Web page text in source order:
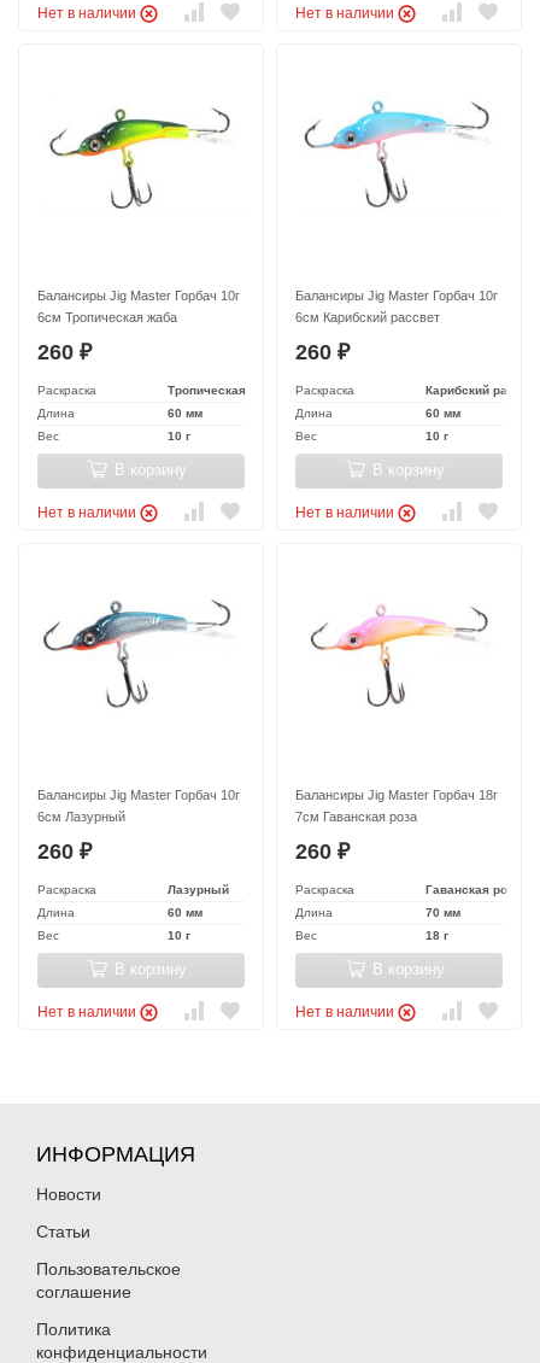
Нет в наличии Нет в наличии
Балансиры Jig Master Горбач 10г
6см Тропическая жаба
260 ₽
Раскраска
Тропическая жаба
Длина
60 мм
Вес
10 г
В корзину
Нет в наличии
Балансиры Jig Master Горбач 10г
6см Карибский рассвет
260 ₽
Раскраска
Карибский
Длина
60 мм
Вес
10 г
В корзину
Нет в наличии
Балансиры Jig Master Горбач 10г
6см Лазурный
260 ₽
Раскраска
Лазурный
Длина
60 мм
Вес
10 г
В корзину
Нет в наличии
Балансиры Jig Master Горбач 18г
7см Гаванская роза
260 ₽
Раскраска
Гаванская роза
Длина
70 мм
Вес
18 г
В корзину
Нет в наличии
ИНФОРМАЦИЯ
Новости
Статьи
Пользовательское
соглашение
Политика
конфиденциальности